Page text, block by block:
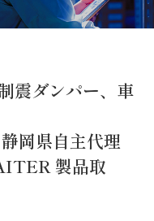
震ダンパー、車
岡県自主代理
製品取